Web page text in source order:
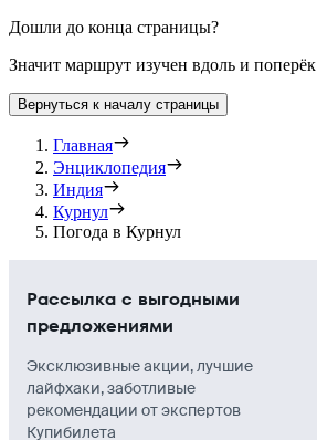
Дошли до конца страницы?
Значит маршрут изучен вдоль и поперёк
Вернуться к началу страницы
Главная
Энциклопедия
Индия
Курнул
Погода в Курнул
Рассылка с выгодными
предложениями
Эксклюзивные акции, лучшие
лайфхаки, заботливые
рекомендации от экспертов
Купибилета